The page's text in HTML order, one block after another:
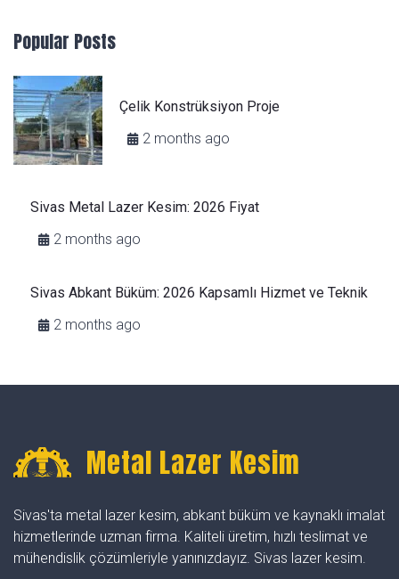
Popular Posts
Çelik Konstrüksiyon Proje
2 months ago
Sivas Metal Lazer Kesim: 2026 Fiyat
2 months ago
Sivas Abkant Büküm: 2026 Kapsamlı Hizmet ve Teknik
2 months ago
Metal Lazer Kesim
Sivas'ta metal lazer kesim, abkant büküm ve kaynaklı imalat
hizmetlerinde uzman firma. Kaliteli üretim, hızlı teslimat ve
mühendislik çözümleriyle yanınızdayız. Sivas lazer kesim.